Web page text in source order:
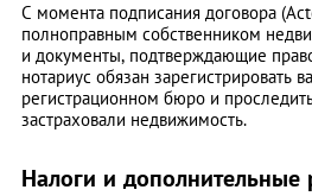
С момента подписания договора
полноправным собственником
и документы, подтверждающие
нотариус обязан зарегистрировать
регистрационном бюро и
застраховали недвижимость.
Налоги и дополнительные